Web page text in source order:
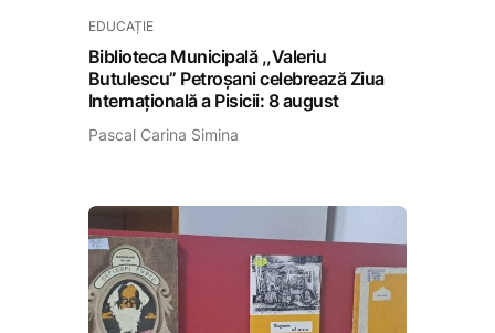
EDUCAȚIE
Biblioteca Municipală ,,Valeriu
Butulescu” Petroșani celebrează Ziua
Internațională a Pisicii: 8 august
Pascal Carina Simina